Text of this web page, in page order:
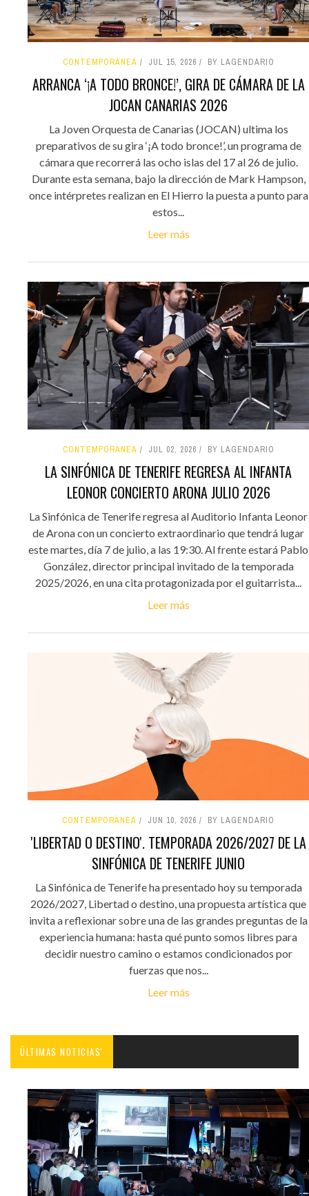
CONTEMPORÁNEA JUL 15, 2026 BY LAGENDARIO
ARRANCA ‘¡A TODO BRONCE!’, GIRA DE CÁMARA DE LA
JOCAN CANARIAS 2026
La Joven Orquesta de Canarias (JOCAN) ultima los
preparativos de su gira ‘¡A todo bronce!’, un programa de
cámara que recorrerá las ocho islas del 17 al 26 de julio.
Durante esta semana, bajo la dirección de Mark Hampson,
once intérpretes realizan en El Hierro la puesta a punto para
estos...
Leer más
CONTEMPORÁNEA JUL 02, 2026 BY LAGENDARIO
LA SINFÓNICA DE TENERIFE REGRESA AL INFANTA
LEONOR CONCIERTO ARONA JULIO 2026
La Sinfónica de Tenerife regresa al Auditorio Infanta Leonor
de Arona con un concierto extraordinario que tendrá lugar
este martes, día 7 de julio, a las 19:30. Al frente estará Pablo
González, director principal invitado de la temporada
2025/2026, en una cita protagonizada por el guitarrista...
Leer más
CONTEMPORÁNEA JUN 10, 2026 BY LAGENDARIO
'LIBERTAD O DESTINO'. TEMPORADA 2026/2027 DE LA
SINFÓNICA DE TENERIFE JUNIO
La Sinfónica de Tenerife ha presentado hoy su temporada
2026/2027, Libertad o destino, una propuesta artística que
invita a reflexionar sobre una de las grandes preguntas de la
experiencia humana: hasta qué punto somos libres para
decidir nuestro camino o estamos condicionados por
fuerzas que nos...
Leer más
ÚLTIMAS NOTICIAS'